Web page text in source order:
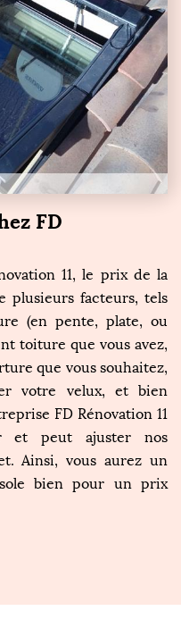
FD
11, le prix de la
plusieurs facteurs, tels
(en pente, plate, ou
toiture que vous avez,
que vous souhaitez,
votre velux, et bien
FD Rénovation 11
et peut ajuster nos
Ainsi, vous aurez un
bien pour un prix